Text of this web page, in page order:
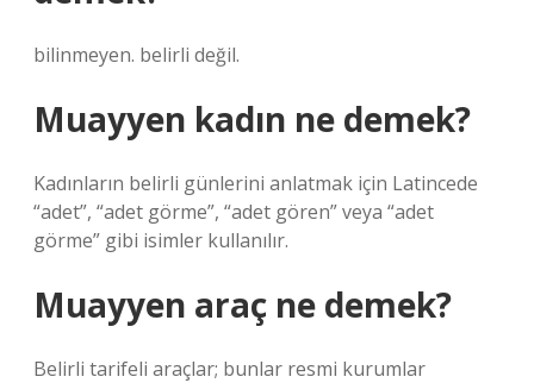
bilinmeyen. belirli değil.
Muayyen kadın ne demek?
Kadınların belirli günlerini anlatmak için Latincede
“adet”, “adet görme”, “adet gören” veya “adet
görme” gibi isimler kullanılır.
Muayyen araç ne demek?
Belirli tarifeli araçlar; bunlar resmi kurumlar